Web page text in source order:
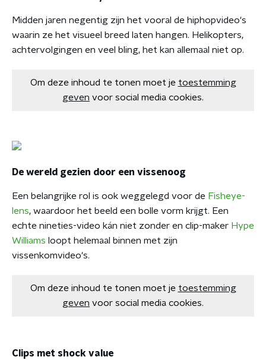
Midden jaren negentig zijn het vooral de hiphopvideo's
waarin ze het visueel breed laten hangen. Helikopters,
achtervolgingen en veel bling, het kan allemaal niet op.
Om deze inhoud te tonen moet je toestemming
geven voor social media cookies.
De wereld gezien door een vissenoog
Een belangrijke rol is ook weggelegd voor de Fisheye-
lens, waardoor het beeld een bolle vorm krijgt. Een
echte nineties-video kán niet zonder en clip-maker Hype
Williams loopt helemaal binnen met zijn
vissenkomvideo's.
Om deze inhoud te tonen moet je toestemming
geven voor social media cookies.
Clips met shock value